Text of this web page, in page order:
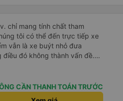
chỉ mang tính chất tham
tôi có thể đến trực tiếp xe
vẫn là xe buýt nhỏ đưa
đó không thành vấn đề.
Hà Nội nhưng đã nghỉ rất
khách tôi đoán vậy và chỉ
rất tốt. Không có WC trên xe
bạn sẽ nghỉ 30 phút hai lần ở
CẦN THANH TOÁN TRƯỚC